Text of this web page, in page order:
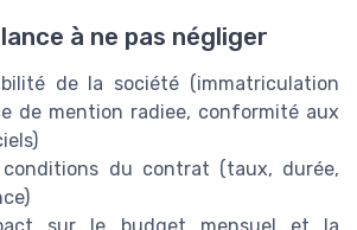
à ne pas négliger
de la société (immatriculation
de mention radiee, conformité aux
conditions du contrat (taux, durée,